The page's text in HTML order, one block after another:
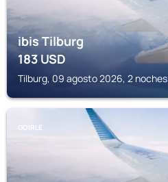
ibis Tilburg
183USD
Tilburg, 09 agosto 2026, 2 noches
GOIRLE